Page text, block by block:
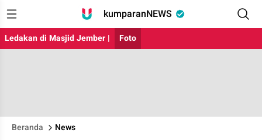
kumparanNEWS
Ledakan di Masjid Jember | Foto
Beranda News